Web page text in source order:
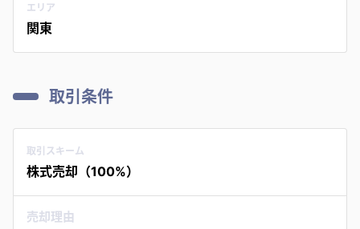
エリア
関東
取引条件
取引スキーム
株式売却（100%）
売却理由